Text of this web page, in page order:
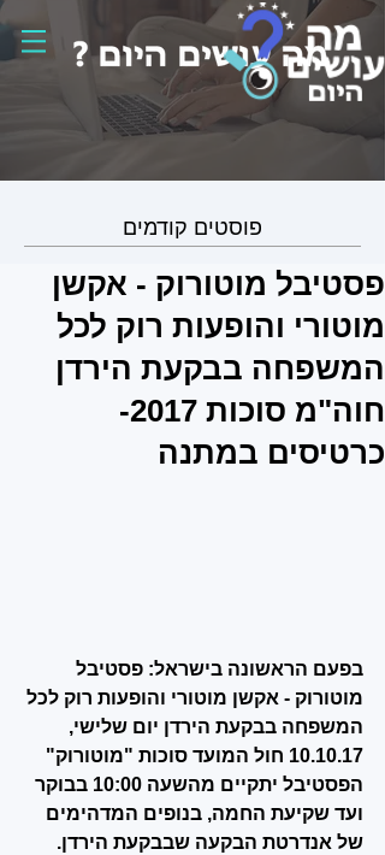
פוסטים קודמים
פסטיבל מוטורוק - אקשן
מוטורי והופעות רוק לכל
המשפחה בבקעת הירדן
חוה"מ סוכות 2017-
כרטיסים במתנה
בפעם הראשונה בישראל: פסטיבל
מוטורוק - אקשן מוטורי והופעות רוק לכל
המשפחה בבקעת הירדן יום שלישי,
10.10.17 חול המועד סוכות "מוטורוק"
הפסטיבל יתקיים מהשעה 10:00 בבוקר
ועד שקיעת החמה, בנופים המדהימים
של אנדרטת הבקעה שבבקעת הירדן.